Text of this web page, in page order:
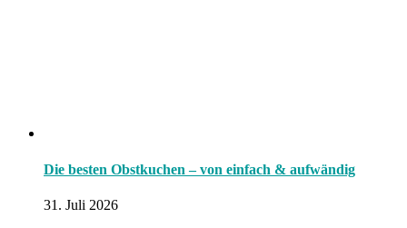
Die besten Obstkuchen – von einfach & aufwändig
31. Juli 2026